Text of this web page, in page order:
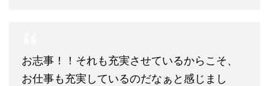
お志事！！それも充実させているからこそ、
お仕事も充実しているのだなぁと感じまし